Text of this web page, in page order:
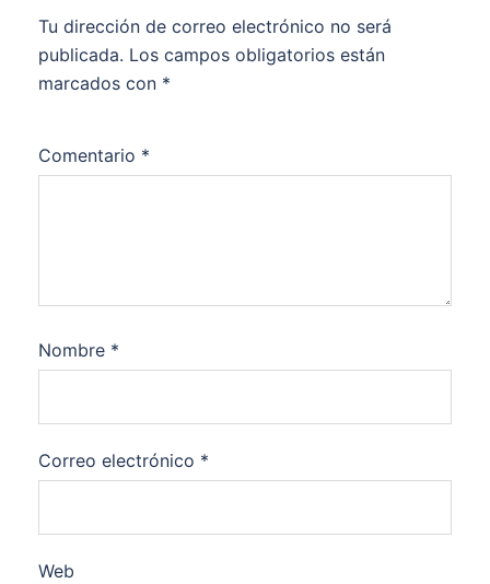
Tu dirección de correo electrónico no será
publicada. Los campos obligatorios están
marcados con *
Comentario *
Nombre *
Correo electrónico *
Web